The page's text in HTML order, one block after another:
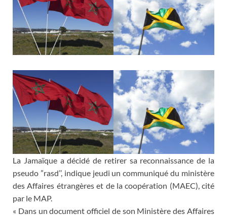
La Jamaïque a décidé de retirer sa reconnaissance de la
pseudo ”rasd’’, indique jeudi un communiqué du ministère
des Affaires étrangères et de la coopération (MAEC), cité
par le MAP.
« Dans un document officiel de son Ministère des Affaires